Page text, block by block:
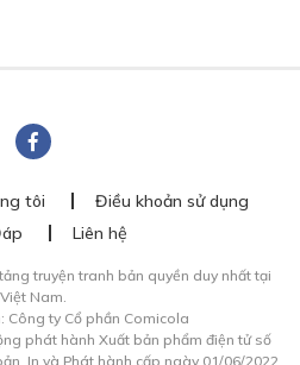
tôi
Điều khoản sử dụng
Liên hệ
truyện tranh bản quyền duy nhất tại
Việt Nam.
Công ty Cổ phần Comicola
phát hành Xuất bản phẩm điện tử số
In và Phát hành cấp ngày 01/06/2022